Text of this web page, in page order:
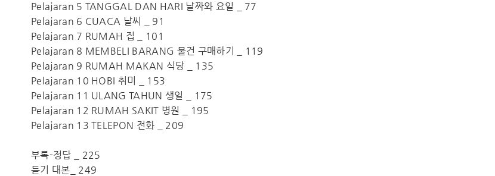
Pelajaran 5 TANGGAL DAN HARI 날짜와 요일 _ 77
Pelajaran 6 CUACA 날씨 _ 91
Pelajaran 7 RUMAH 집 _ 101
Pelajaran 8 MEMBELI BARANG 물건 구매하기 _ 119
Pelajaran 9 RUMAH MAKAN 식당 _ 135
Pelajaran 10 HOBI 취미 _ 153
Pelajaran 11 ULANG TAHUN 생일 _ 175
Pelajaran 12 RUMAH SAKIT 병원 _ 195
Pelajaran 13 TELEPON 전화 _ 209
부록-정답 _ 225
듣기 대본_ 249